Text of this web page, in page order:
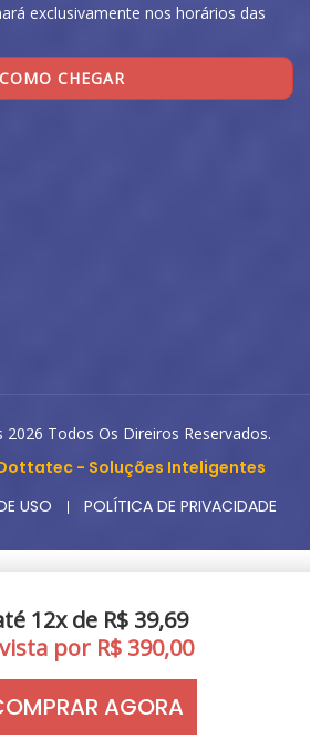
12x de R$ 39,69
por R$ 390,00
AGORA
exclusivamente nos horários das
COMO CHEGAR
Todos Os Direiros Reservados.
- Soluções Inteligentes
USO
POLÍTICA DE PRIVACIDADE